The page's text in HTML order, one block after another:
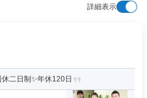
詳細表示
二日制✨年休120日